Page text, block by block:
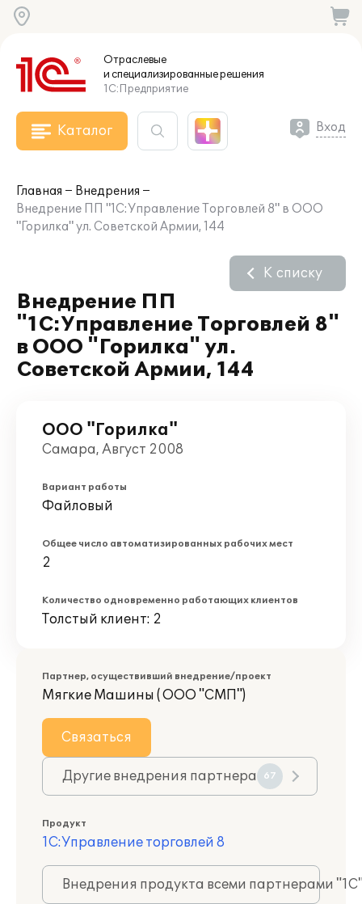
Отраслевые
и специализированныерешения
1С:Предприятие
Каталог Вход
Главная
Внедрения
Внедрение ПП "1С:Управление Торговлей 8" в ООО
"Горилка" ул. Советской Армии, 144
Внедрение ПП
"1С:Управление Торговлей 8"
в ООО "Горилка" ул.
Советской Армии, 144
К списку
ООО "Горилка"
Самара, Август 2008
Вариант работы
Файловый
Общее число автоматизированных рабочих мест
2
Количество одновременно работающих клиентов
Толстый клиент: 2
Партнер, осуществивший внедрение/проект
Мягкие Машины ( ООО "СМП")
Связаться
Другие внедрения партнера 67
Продукт
1С:Управление торговлей 8
Внедрения продукта всеми партнерами